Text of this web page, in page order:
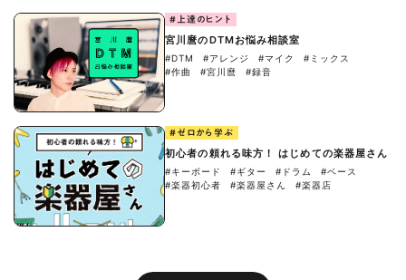
#上達のヒント
宮川麿のDTMお悩み相談室
#DTM #アレンジ #マイク
#ミックス
#作曲
#宮川麿 #録音
#ゼロから学ぶ
初心者の頼れる味方！ はじめての楽器屋さん
#キーボード #ギター #ドラム
#ベース
#楽器初心者
#楽器屋さん #楽器店